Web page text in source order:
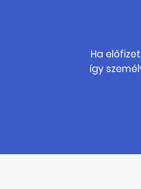
Ha
így